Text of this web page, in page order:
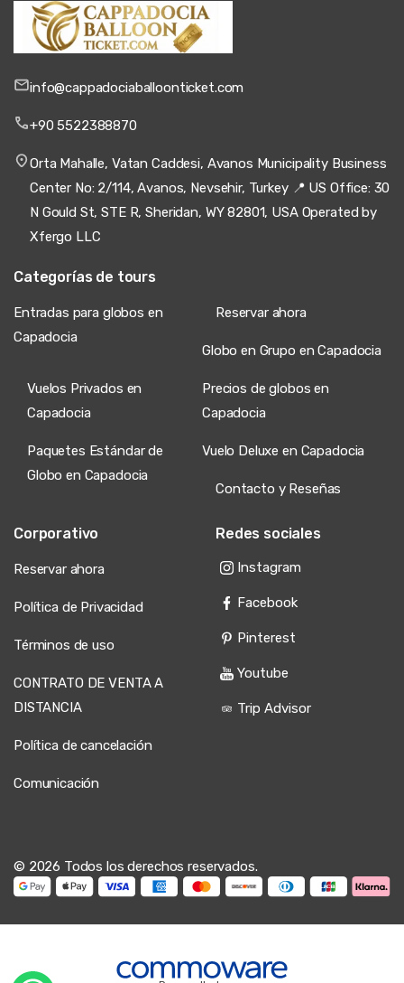
info@cappadociaballoonticket.com
+90 5522388870
Orta Mahalle, Vatan Caddesi, Avanos Municipality Business
Center No: 2/114, Avanos, Nevsehir, Turkey 📍 US Office: 30
N Gould St, STE R, Sheridan, WY 82801, USA Operated by
Xfergo LLC
Categorías de tours
Entradas para globos en
Capadocia
Reservar ahora
Globo en Grupo en Capadocia
Vuelos Privados en
Capadocia
Precios de globos en
Capadocia
Paquetes Estándar de
Globo en Capadocia
Vuelo Deluxe en Capadocia
Contacto y Reseñas
Corporativo
Reservar ahora
Política de Privacidad
Términos de uso
CONTRATO DE VENTA A
DISTANCIA
Política de cancelación
Comunicación
Redes sociales
Instagram
Facebook
Pinterest
Youtube
Trip Advisor
© 2026 Todos los derechos reservados.